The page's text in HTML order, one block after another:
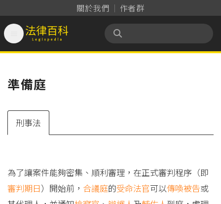
關於我們 作者群
法律百科 Legispedia
準備庭
刑事法
為了讓案件能夠密集、順利審理，在正式審判程序（即
審判期日）開始前， 合議庭的受命法官可以傳喚被告或